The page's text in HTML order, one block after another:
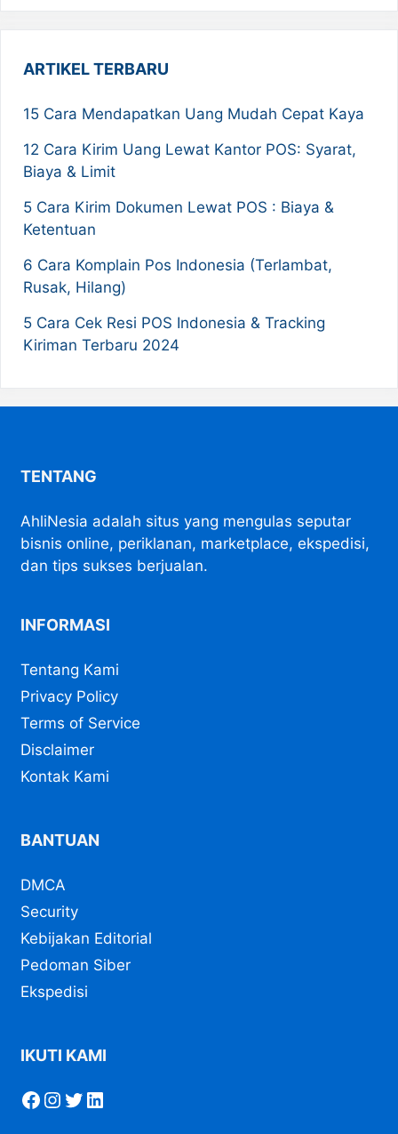
ARTIKEL TERBARU
15 Cara Mendapatkan Uang Mudah Cepat Kaya
12 Cara Kirim Uang Lewat Kantor POS: Syarat,
Biaya & Limit
5 Cara Kirim Dokumen Lewat POS : Biaya &
Ketentuan
6 Cara Komplain Pos Indonesia (Terlambat,
Rusak, Hilang)
5 Cara Cek Resi POS Indonesia & Tracking
Kiriman Terbaru 2024
TENTANG
AhliNesia adalah situs yang mengulas seputar
bisnis online, periklanan, marketplace, ekspedisi,
dan tips sukses berjualan.
INFORMASI
Tentang Kami
Privacy Policy
Terms of Service
Disclaimer
Kontak Kami
BANTUAN
DMCA
Security
Kebijakan Editorial
Pedoman Siber
Ekspedisi
IKUTI KAMI
Facebook
Instagram
Twitter
LinkedIn